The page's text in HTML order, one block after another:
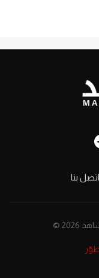
اتصل بنا
©